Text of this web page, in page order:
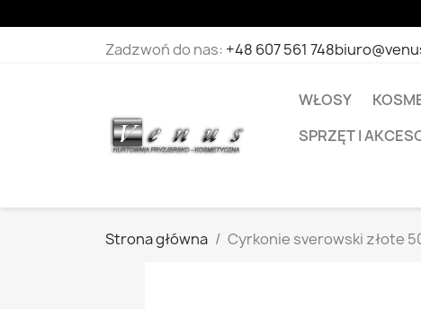
Zadzwoń do nas: +48 607 561 748
WŁOSY
SPRZĘT I
Strona główna Cyrkonie sverowski złote